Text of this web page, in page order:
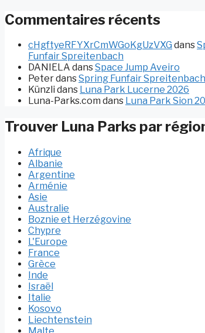
Commentaires récents
cHgftyeRFYXrCmWGoKgUzVXG dans
Funfair Spreitenbach
DANIELA dansSpace Jump Aveiro
PeterdansSpring Funfair Spreitenbach
Künzli dans Luna Park Lucerne 2026
Luna-Parks.com dans Luna Park Sion
Trouver Luna Parks par
Afrique
Albanie
Argentine
Arménie
Asie
Australie
Boznie et Herzégovine
Chypre
L'Europe
France
Grèce
Inde
Israël
Italie
Kosovo
Liechtenstein